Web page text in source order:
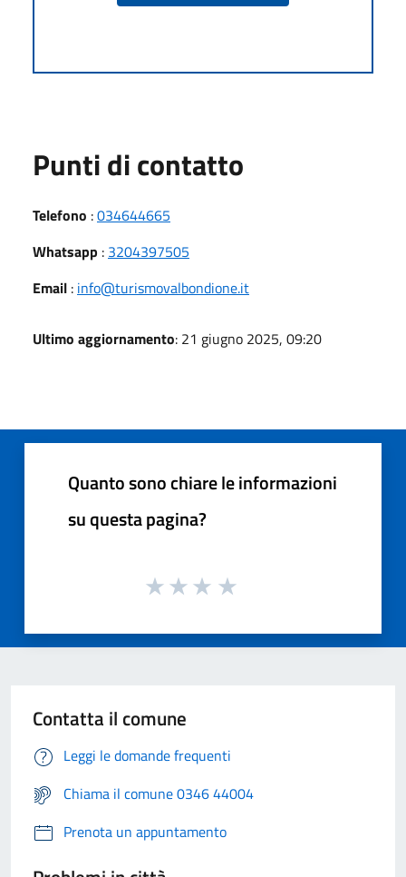
Punti di contatto
Telefono :034644665
Whatsapp : 3204397505
Email : info@turismovalbondione.it
Ultimo aggiornamento: 21 giugno 2025, 09:20
Quanto sono chiare le informazioni
su questa pagina?
Contatta il comune
Leggi le domande frequenti
Chiama il comune 0346 44004
Prenota un appuntamento